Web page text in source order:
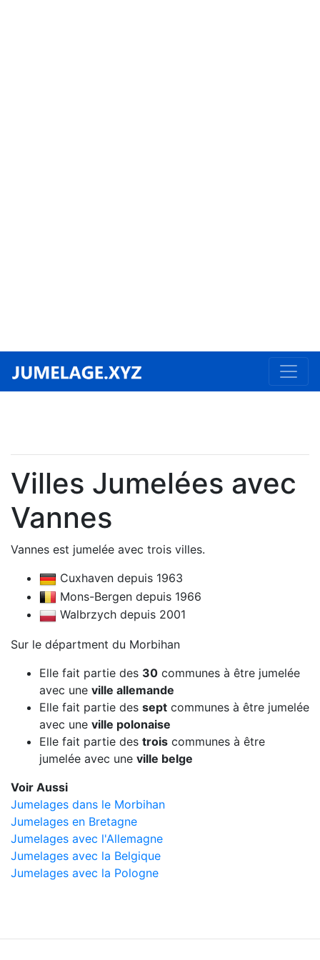
Villes Jumelées avec
Vannes
Vannes est jumelée avec trois villes.
Cuxhaven depuis 1963
Mons-Bergen depuis 1966
Walbrzych depuis 2001
Sur le départment du Morbihan
Elle fait partie des 30 communes à être jumelée
avec une ville allemande
Elle fait partie des sept communes à être jumelée
avec une ville polonaise
Elle fait partie des trois communes à être
jumelée avec une ville belge
Voir Aussi
Jumelages dans le Morbihan
Jumelages en Bretagne
Jumelages avec l'Allemagne
Jumelages avec la Belgique
Jumelages avec la Pologne